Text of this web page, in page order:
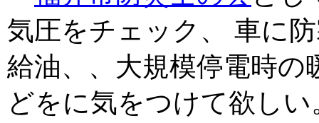
気圧をチェック、 車に
給油、、大規模停電時の
どをに気をつけて欲しい